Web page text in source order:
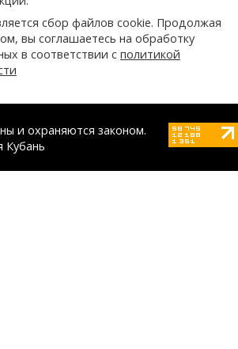
сбор файлов cookie. Продолжая
вы соглашаетесь на обработку
в соответствии с политикой
и охраняются законом.
Кубань